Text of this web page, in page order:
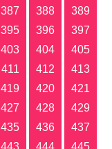
387 388
389
395 396
397
403 404
405
411 412
413
419 420
421
427 428
429
435 436
437
443 444 445